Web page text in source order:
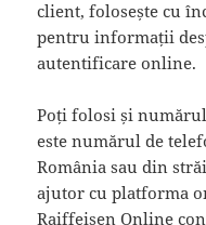
client, folosește cu
pentru informații
autentificare online.
Poți folosi și numărul
este numărul de
România sau din
ajutor cu platforma
Raiffeisen Online